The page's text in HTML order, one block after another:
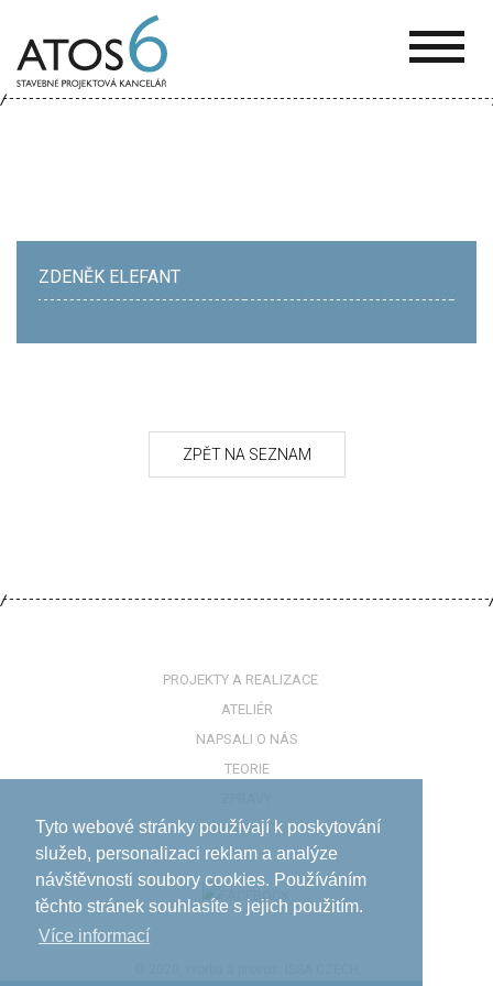
Tyto webové stránky používají k poskytování
služeb, personalizaci reklam a analýze
návštěvnosti soubory cookies. Používáním
těchto stránek souhlasíte s jejich použitím.
Více informací­
6
ZDENĚK ELEFANT
PROJEKTY A REALIZACE
ATELIÉR
NAPSALI O NÁS
TEORIE
KONTAKTY